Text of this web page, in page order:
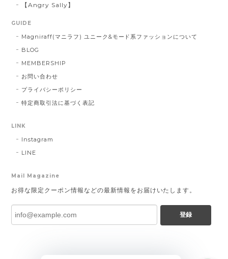
【Angry Sally】
GUIDE
Magniraff(マニラフ) ユニーク&モード系ファッションについて
BLOG
MEMBERSHIP
お問い合わせ
プライバシーポリシー
特定商取引法に基づく表記
LINK
Instagram
LINE
Mail Magazine
お得な限定クーポン情報などの最新情報をお届けいたします。
登録